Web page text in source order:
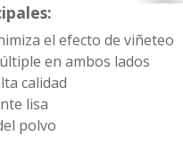
el efecto de viñeteo
en ambos lados
calidad
lisa
polvo